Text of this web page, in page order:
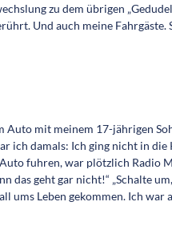
zu dem übrigen
Und auch meine Fahrgäste.
Auto mit meinem 17-jährigen
ich damals: Ich ging nicht in
fuhren, war plötzlich Radio
das geht gar nicht!“ „Schalte
ums Leben gekommen. Ich war